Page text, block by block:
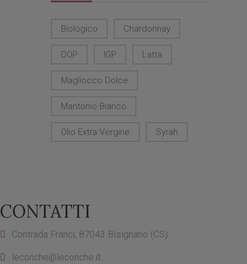
Biologico Chardonnay
DOP IGP Latta
Magliocco Dolce
Mantonio Bianco
Olio Extra Vergine Syrah
CONTATTI
Contrada Franci, 87043 Bisignano (CS)
leconche@leconche.it